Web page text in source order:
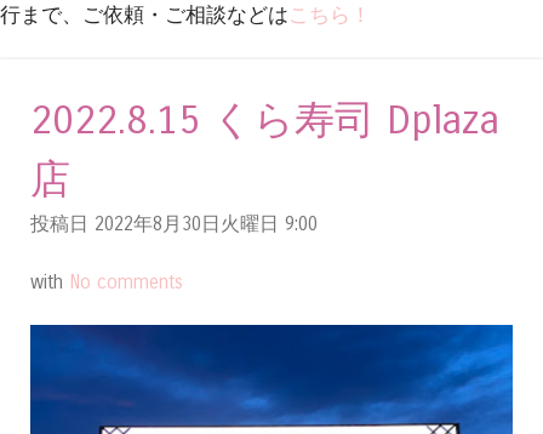
行まで、ご依頼・ご相談などはこちら！
2022.8.15 くら寿司 Dplaza
店
投稿日 2022年8月30日火曜日 9:00
with No comments